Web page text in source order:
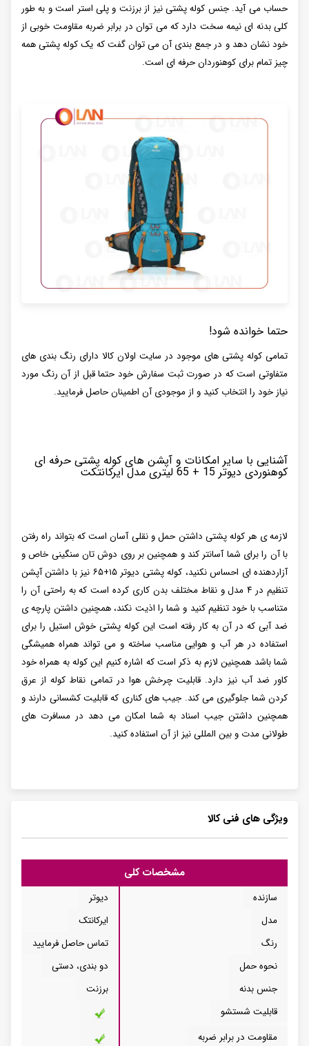
حساب می آید. جنس کوله پشتی نیز از برزنت و پلی استر است و به طور
کلی بدنه ای نیمه سخت دارد که می توان در برابر ضربه مقاومت خوبی از
خود نشان دهد و در جمع بندی آن می توان گفت که یک کوله پشتی همه
چیز تمام برای کوهنوردان حرفه ای است.
حتما خوانده شود!
تمامی کوله پشتی های موجود در سایت اولان کالا دارای رنگ بندی های
متفاوتی است که در صورت ثبت سفارش خود حتما قبل از آن رنگ مورد
نیاز خود را انتخاب کنید و از موجودی آن اطمینان حاصل فرمایید.
آشنایی با سایر امکانات و آپشن های کوله پشتی حرفه ای
کوهنوردی دیوتر 15 + 65 لیتری مدل ایرکانتکت
لازمه ی هر کوله پشتی داشتن حمل و نقلی آسان است که بتواند راه رفتن
با آن را برای شما آسانتر کند و همچنین بر روی دوش تان سنگینی خاص و
آزاردهنده ای احساس نکنید، کوله پشتی دیوتر ۱۵+۶۵ نیز با داشتن آپشن
تنظیم در ۴ مدل و نقاط مختلف بدن کاری کرده است که به راحتی آن را
متناسب با خود تنظیم کنید و شما را اذیت نکند، همچنین داشتن پارچه ی
ضد آبی که در آن به کار رفته است این کوله پشتی خوش استیل را برای
استفاده در هر آب و هوایی مناسب ساخته و می‌ تواند همراه همیشگی
شما باشد همچنین لازم به ذکر است که اشاره کنیم این کوله به همراه خود
کاور ضد آب نیز دارد. قابلیت چرخش هوا در تمامی نقاط کوله از عرق
کردن شما جلوگیری می کند. جیب های کناری که قابلیت کشسانی دارند و
همچنین داشتن جیب اسناد به شما امکان می دهد در مسافرت های
طولانی مدت و بین المللی نیز از آن استفاده کنید.
ویژگی های فنی کالا
مشخصات کلی
سازنده
دیوتر
مدل
ایرکانتک
رنگ
تماس حاصل فرمایید
نحوه حمل
دو بندی، دستی
جنس بدنه
برزنت
قابلیت شستشو
مقاومت در برابر ضربه